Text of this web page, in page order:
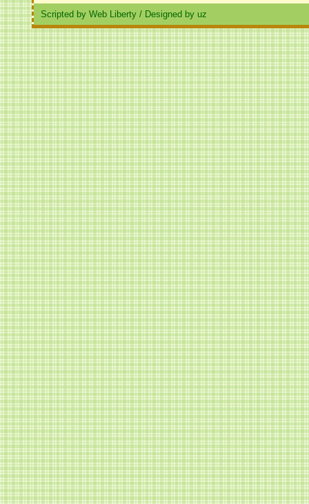
Scripted by Web Liberty / Designed by uz